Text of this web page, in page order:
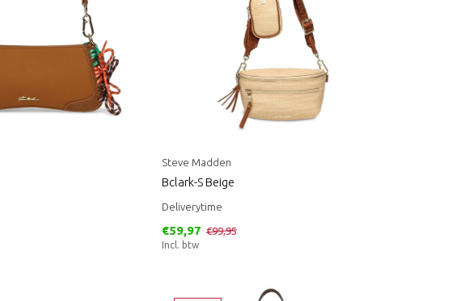
Steve Madden
Bclark-S Beige
Deliverytime
€59,97 €99,95
Incl. btw